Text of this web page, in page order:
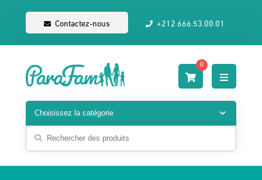
Contactez-nous +212 666.53.00.01
0